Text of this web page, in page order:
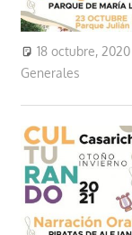
18 octubre, 2020
Generales